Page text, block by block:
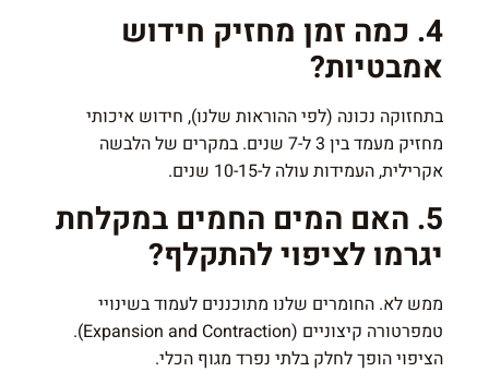
4. כמה זמן מחזיק חידוש
אמבטיות?
בתחזוקה נכונה (לפי ההוראות שלנו), חידוש איכותי
מחזיק מעמד בין 3 ל-7 שנים. במקרים של הלבשה
אקרילית, העמידות עולה ל-10-15 שנים.
5. האם המים החמים במקלחת
יגרמו לציפוי להתקלף?
ממש לא. החומרים שלנו מתוכננים לעמוד בשינויי
טמפרטורה קיצוניים (Expansion and Contraction).
הציפוי הופך לחלק בלתי נפרד מגוף הכלי.